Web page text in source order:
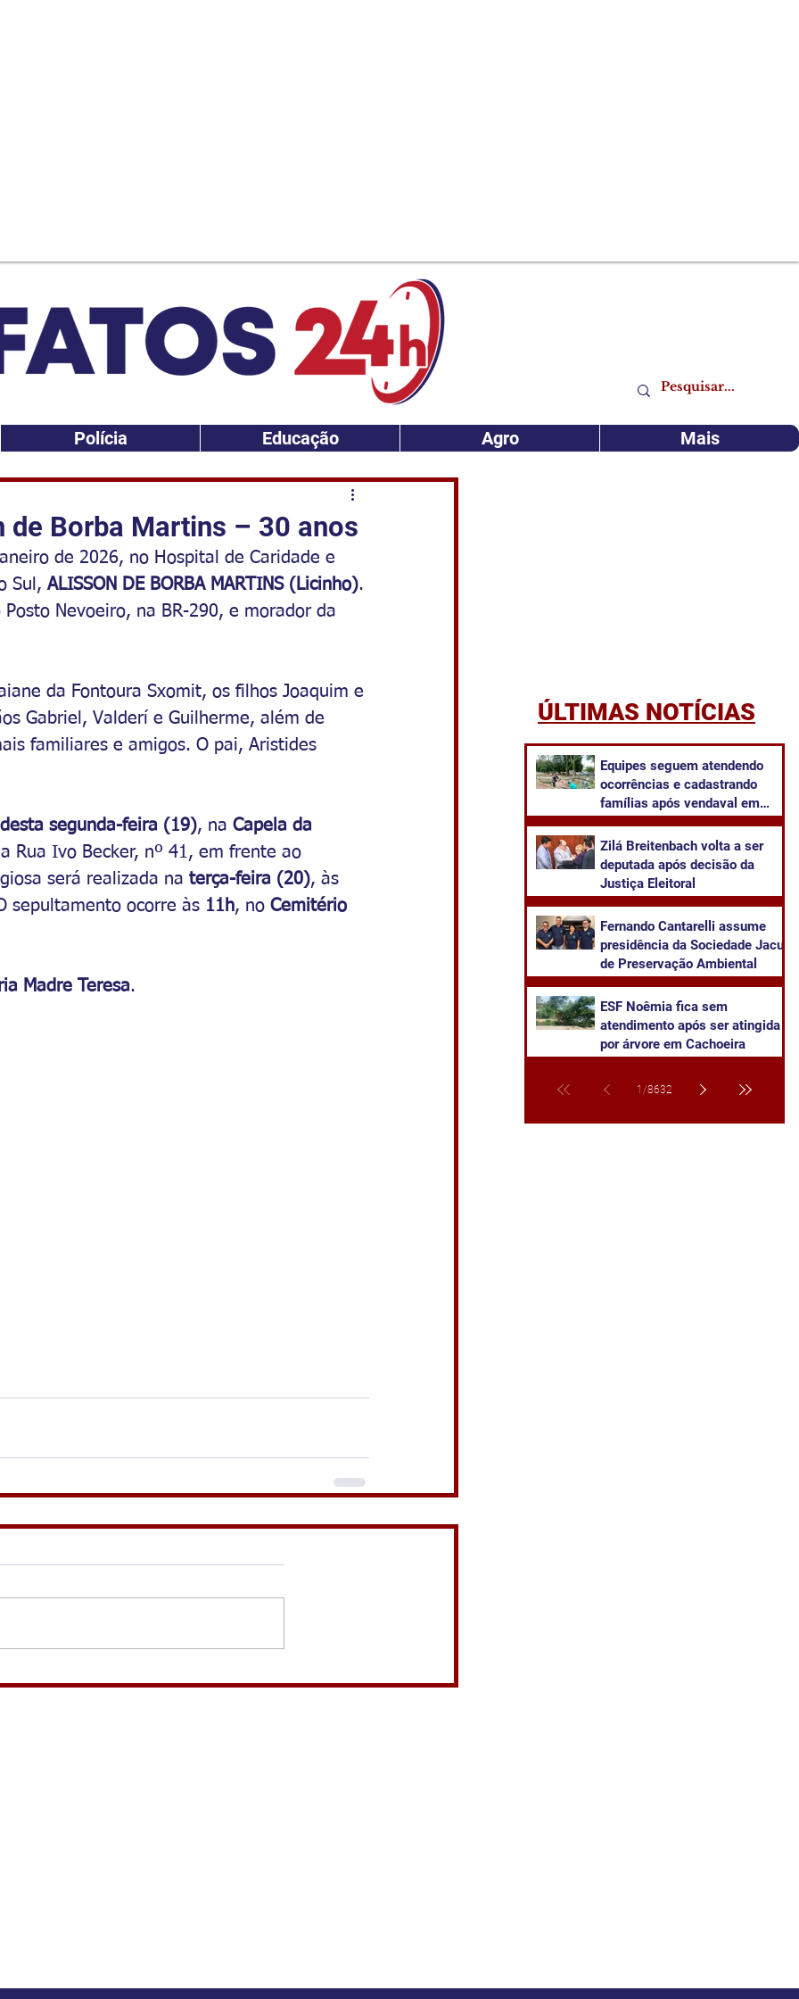
Polícia Educação Agro Mais
de Borba Martins – 30 anos
de 2026, no Hospital de Caridade e
Sul, ALISSON DE BORBA MARTINS (Licinho).
Nevoeiro, na BR-290, e morador da
da Fontoura Sxomit, os filhos Joaquim e
Gabriel, Valderí e Guilherme, além de
familiares e amigos. O pai, Aristides
segunda-feira (19), na Capela da
Rua Ivo Becker, nº 41, em frente ao
será realizada na terça-feira (20), às
sepultamento ocorre às 11h, no Cemitério
Madre Teresa.
ÚLTIMAS NOTÍCIAS
Equipes seguem atendendo
ocorrências e cadastrando
famílias após vendaval em
Zilá Breitenbach volta a ser
deputada após decisão da
Justiça Eleitoral
Fernando Cantarelli assume
presidência da Sociedade Jacuí
de Preservação Ambiental
ESF Noêmia fica sem
atendimento após ser atingida
por árvore em Cachoeira
1 /8632